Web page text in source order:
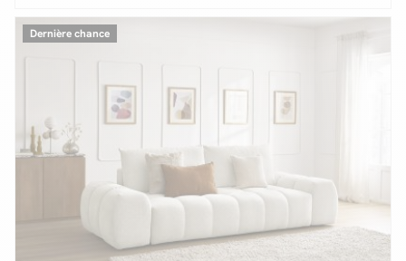
Dernière chance